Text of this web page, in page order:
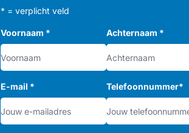
* = verplicht veld
Voornaam * Achternaam *
E-mail * Telefoonnummer*